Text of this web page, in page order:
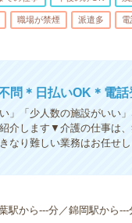
職場が禁煙 派遣多
問＊日払いOK＊電
」「少人数の施設がいい
介します▼介護の仕事は
なり難しい業務はお任せ
駅から---分／錦岡駅から